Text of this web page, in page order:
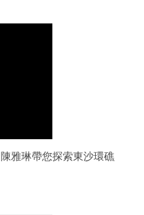
雅琳帶您探索東沙環礁